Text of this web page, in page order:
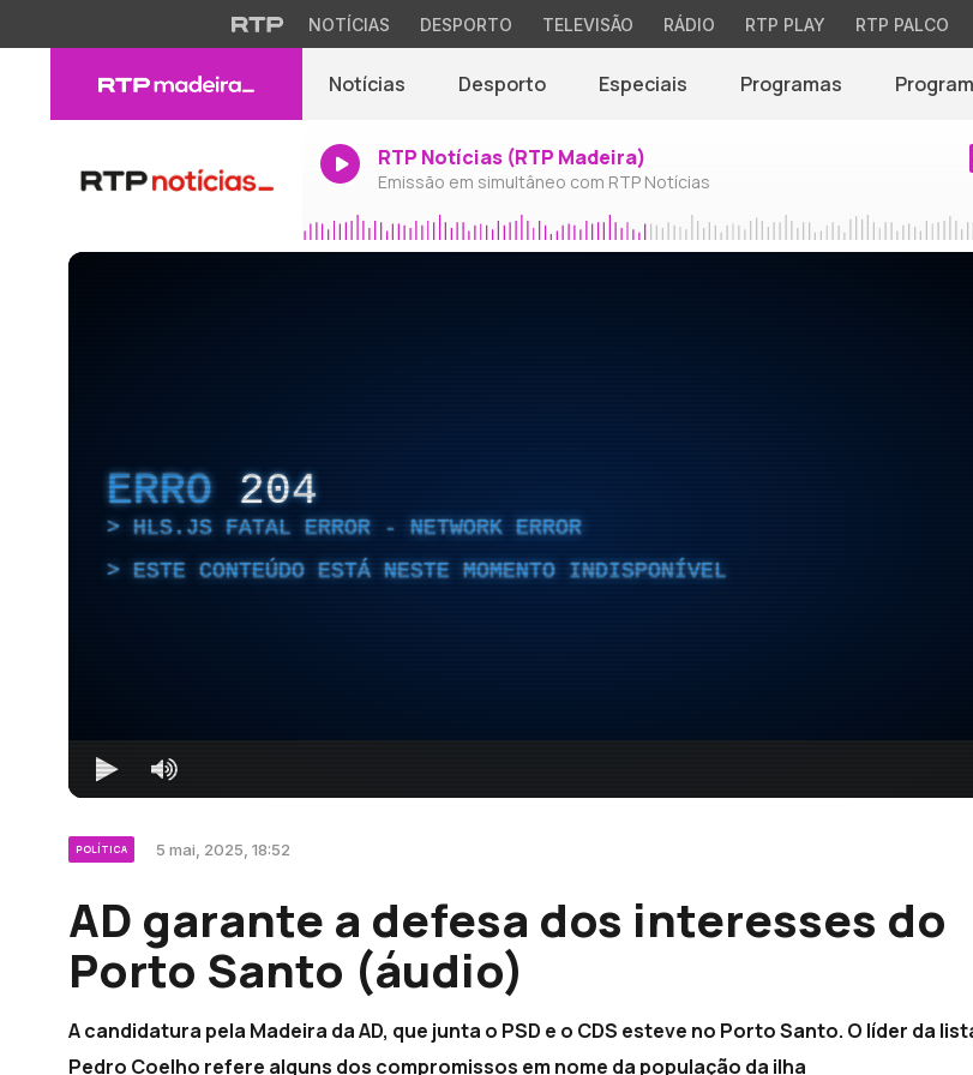
NOTÍCIAS DESPORTO TELEVISÃO RÁDIO RTP PLAY RTP PALCO
Notícias Desporto Especiais Programas
RTP Notícias (RTP Madeira)
Emissão em simultâneo com RTP Notícias
ERRO 204
HLS.JS FATAL ERROR - NETWORK ERROR
ESTE CONTEÚDO ESTÁ NESTE MOMENTO INDISPONÍVEL
POLÍTICA 5 mai, 2025, 18:52
AD garante a defesa dos interesses do
Porto Santo (áudio)
A candidatura pela Madeira da AD, que junta o PSD e o CDS esteve no Porto Santo. O líder da
Pedro Coelho refere alguns dos compromissos em nome da população da ilha